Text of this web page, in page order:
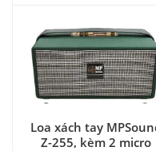
Loa xách tay
Z-255, kèm 2 micro